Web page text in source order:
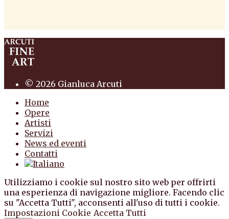
© 2026 Gianluca Arcuti
Home
Opere
Artisti
Servizi
News ed eventi
Contatti
Utilizziamo i cookie sul nostro sito web per offrirti
una esperienza di navigazione migliore. Facendo clic
su "Accetta Tutti", acconsenti all'uso di tutti i cookie.
Impostazioni Cookie Accetta Tutti